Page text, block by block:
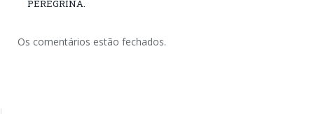
PEREGRINA.
Os comentários estão fechados.